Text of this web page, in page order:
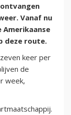
Vanaf nu
deze route.
keer per
de
week,